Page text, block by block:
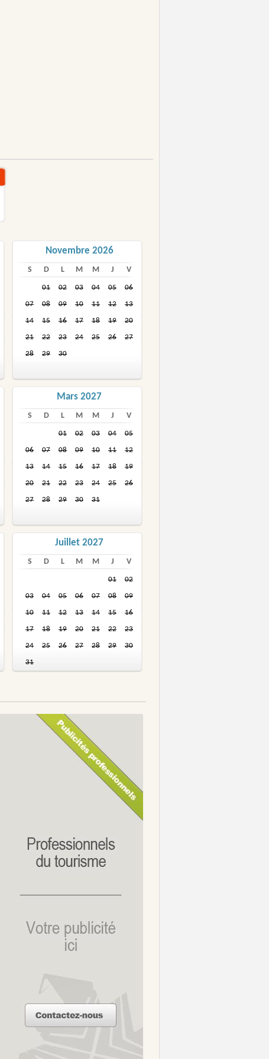
Novembre 2026
S D L M M J V
01 02 03 04 05 06
07 08 09 10 11 12 13
14 15 16 17 18 19 20
21 22 23 24 25 26 27
28 29 30
Mars 2027
S D L M M J V
01 02 03 04 05
06 07 08 09 10 11 12
13 14 15 16 17 18 19
20 21 22 23 24 25 26
27 28 29 30 31
Juillet 2027
S D L M M J V
01 02
03 04 05 06 07 08 09
10 11 12 13 14 15 16
17 18 19 20 21 22 23
24 25 26 27 28 29 30
31